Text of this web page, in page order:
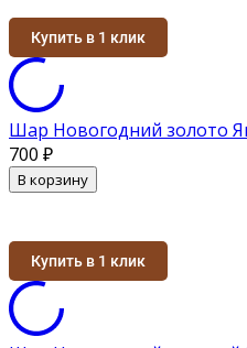
Купить в 1 клик
Шар Новогодний золото
700 ₽
В корзину
Купить в 1 клик